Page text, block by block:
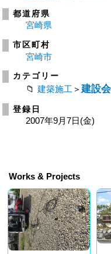
都道府県
宮崎県
市区町村
宮崎市
カテゴリー
建築施工 ＞ 建設
登録日
2007年9月7日(金)
Works & Projects